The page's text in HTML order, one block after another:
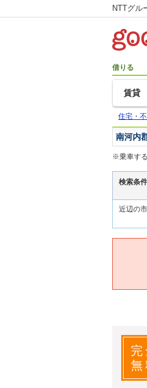
NTTグル
借りる
賃貸
住宅・
南河内
※乗車す
検索条件
近辺の
完
無